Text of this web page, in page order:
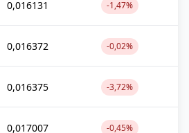
0,016131 -1,47%
0,016372 -0,02%
0,016375 -3,72%
0,017007 -0,45%